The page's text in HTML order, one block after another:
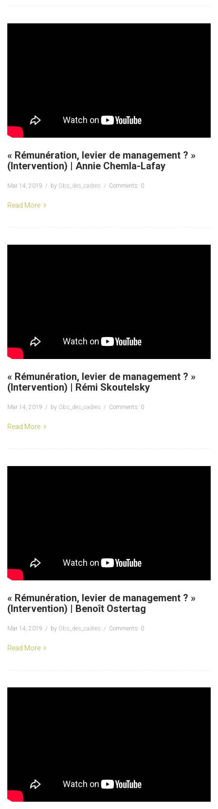
« Rémunération, levier de management ? »
(Intervention) | Annie Chemla-Lafay
Mar 14, 2019 by Obs_des_cadres Comments: 0
Read More
« Rémunération, levier de management ? »
(Intervention) | Rémi Skoutelsky
Mar 14, 2019 by Obs_des_cadres Comments: 0
Read More
« Rémunération, levier de management ? »
(Intervention) | Benoît Ostertag
Mar 14, 2019 by Obs_des_cadres Comments: 0
Read More